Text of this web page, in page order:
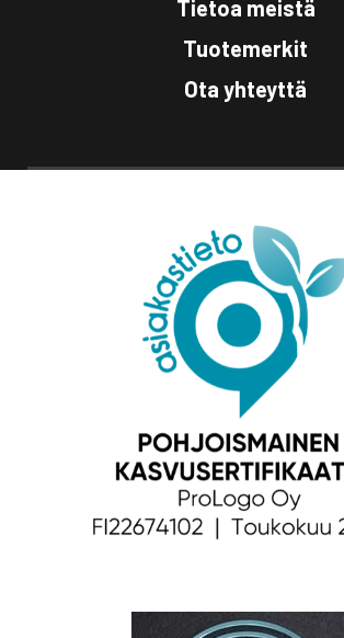
Tietoa meistä
Tuotemerkit
Ota yhteyttä